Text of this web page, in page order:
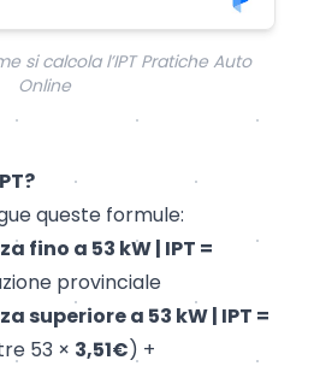
si calcola l’IPT Pratiche Auto
Online
queste formule:
fino a 53 kW | IPT =
provinciale
superiore a 53 kW | IPT =
53 × 3,51€) +